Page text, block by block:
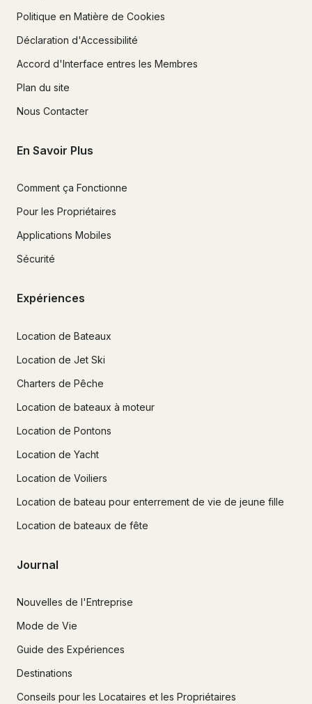
Politique en Matière de Cookies
Déclaration d'Accessibilité
Accord d'Interface entres les Membres
Plan du site
Nous Contacter
En Savoir Plus
Comment ça Fonctionne
Pour les Propriétaires
Applications Mobiles
Sécurité
Expériences
Location de Bateaux
Location de Jet Ski
Charters de Pêche
Location de bateaux à moteur
Location de Pontons
Location de Yacht
Location de Voiliers
Location de bateau pour enterrement de vie de jeune fille
Location de bateaux de fête
Journal
Nouvelles de l'Entreprise
Mode de Vie
Guide des Expériences
Destinations
Conseils pour les Locataires et les Propriétaires